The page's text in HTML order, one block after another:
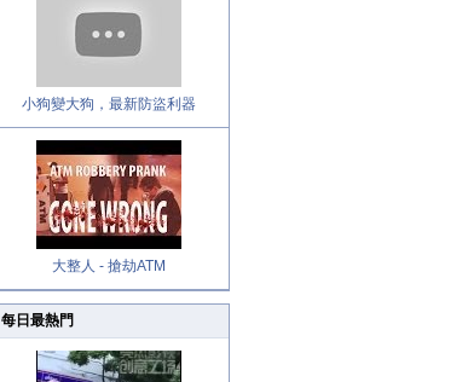
小狗變大狗，最新防盜利器
大整人 - 搶劫ATM
每日最熱門